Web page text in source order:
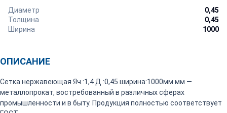
Диаметр
0,45
Толщина
0,45
Ширина
1000
ОПИСАНИЕ
Сетка нержавеющая Яч.:1,4 Д.:0,45 ширина:1000мм мм —
металлопрокат, востребованный в различных сферах
промышленности и в быту. Продукция полностью соответствует